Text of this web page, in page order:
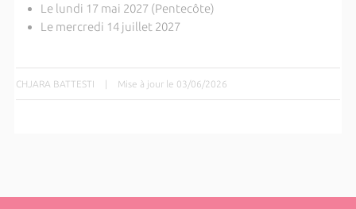
Le lundi 17 mai 2027 (Pentecôte)
Le mercredi 14 juillet 2027
CHJARA BATTESTI | Mise à jour le 03/06/2026